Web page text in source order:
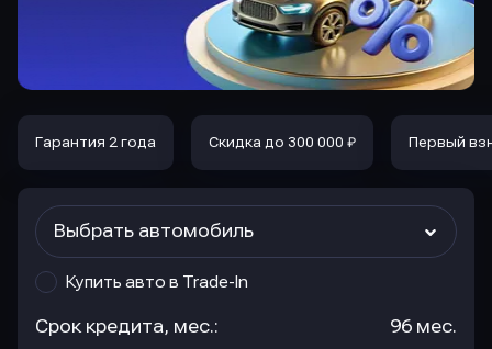
Гарантия 2 года Скидка до 300 000 ₽ Первый
Выбрать автомобиль
Купить авто в Trade-In
Срок кредита, мес.: 96 мес.